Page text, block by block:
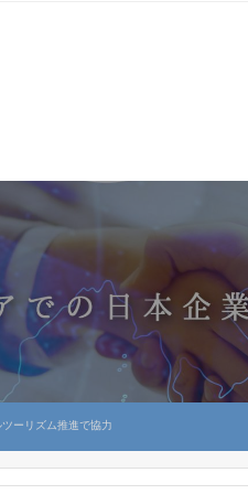
ーリズム推進で協力